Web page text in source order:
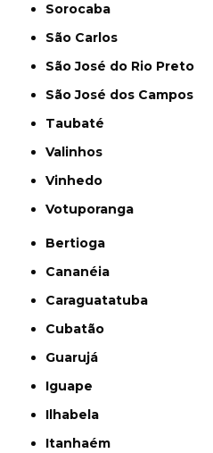
Sorocaba
São Carlos
São José do Rio Preto
São José dos Campos
Taubaté
Valinhos
Vinhedo
Votuporanga
Bertioga
Cananéia
Caraguatatuba
Cubatão
Guarujá
Iguape
Ilhabela
Itanhaém